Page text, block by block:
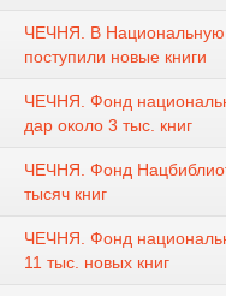
ЧЕЧНЯ. В Национальную
поступили новые книги
ЧЕЧНЯ. Фонд
дар около 3 тыс. книг
ЧЕЧНЯ. Фонд
тысяч книг
ЧЕЧНЯ. Фонд
11 тыс. новых книг